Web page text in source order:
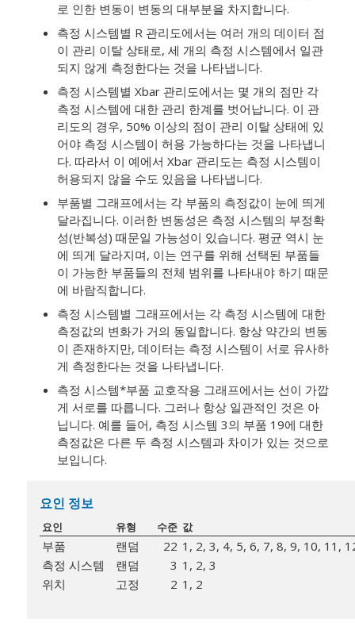
로 인한 변동이 변동의 대부분을 차지합니다.
측정 시스템별 R 관리도에서는 여러 개의 데이터 점
이 관리 이탈 상태로, 세 개의 측정 시스템에서 일관
되지 않게 측정한다는 것을 나타냅니다.
측정 시스템별 Xbar 관리도에서는 몇 개의 점만 각
측정 시스템에 대한 관리 한계를 벗어납니다. 이 관
리도의 경우, 50% 이상의 점이 관리 이탈 상태에 있
어야 측정 시스템이 허용 가능하다는 것을 나타냅니
다. 따라서 이 예에서 Xbar 관리도는 측정 시스템이
허용되지 않을 수도 있음을 나타냅니다.
부품별 그래프에서는 각 부품의 측정값이 눈에 띄게
달라집니다. 이러한 변동성은 측정 시스템의 부정확
성(반복성) 때문일 가능성이 있습니다. 평균 역시 눈
에 띄게 달라지며, 이는 연구를 위해 선택된 부품들
이 가능한 부품들의 전체 범위를 나타내야 하기 때문
에 바람직합니다.
측정 시스템별 그래프에서는 각 측정 시스템에 대한
측정값의 변화가 거의 동일합니다. 항상 약간의 변동
이 존재하지만, 데이터는 측정 시스템이 서로 유사하
게 측정한다는 것을 나타냅니다.
측정 시스템*부품 교호작용 그래프에서는 선이 가깝
게 서로를 따릅니다. 그러나 항상 일관적인 것은 아
닙니다. 예를 들어, 측정 시스템 3의 부품 19에 대한
측정값은 다른 두 측정 시스템과 차이가 있는 것으로
보입니다.
요인 정보
요인 유형 수준 값
부품 랜덤 22 1, 2, 3, 4, 5, 6, 7, 8, 9, 10, 11,
측정 시스템
랜덤 3 1, 2, 3
위치
고정 2 1, 2